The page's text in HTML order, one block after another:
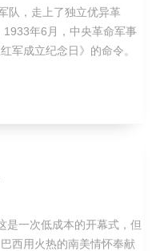
队，走上了独立优异革
年6月，中央革命军事
军成立纪念日》的命令。
是一次低成本的开幕式，但
西用火热的南美情怀奉献